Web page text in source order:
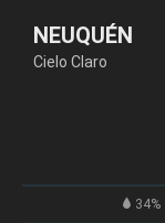
NEUQUÉN
Cielo Claro
34%